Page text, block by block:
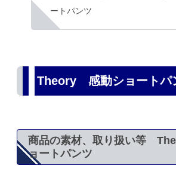
ートパンツ
Theory 感動ショート
商品の素材、取り扱い等
ョートパンツ